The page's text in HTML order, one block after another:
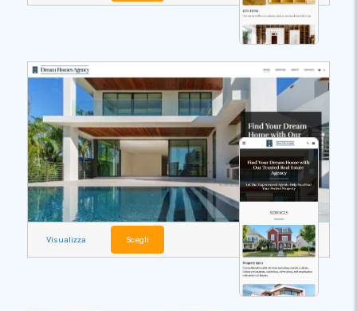
Visualizza Scegli